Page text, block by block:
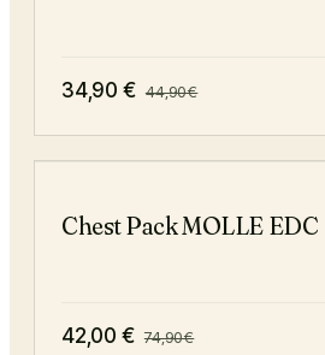
34,90 € 44,90€
Chest Pack MOLLE EDC
42,00 € 74,90€